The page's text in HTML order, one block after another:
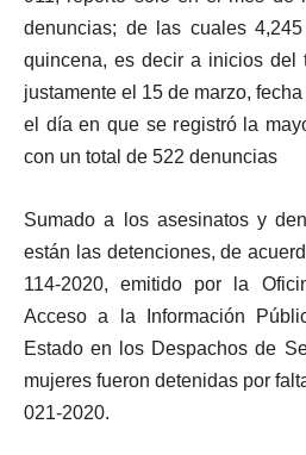
denuncias; de las cuales
quincena, es decir a inicios del
justamente el 15 de marzo,
el día en que se registró la
con un total de 522 denuncias
Sumado a los asesinatos y
están las detenciones, de
114-2020, emitido por la
Acceso a la Información
Estado en los Despachos de
mujeres fueron detenidas por
021-2020.